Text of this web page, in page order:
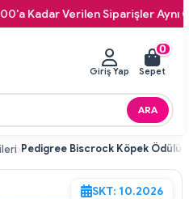
Verilen Siparişler Aynı Gün
ARA
Giriş Yap
0
Sepet
SKT: 10.2026